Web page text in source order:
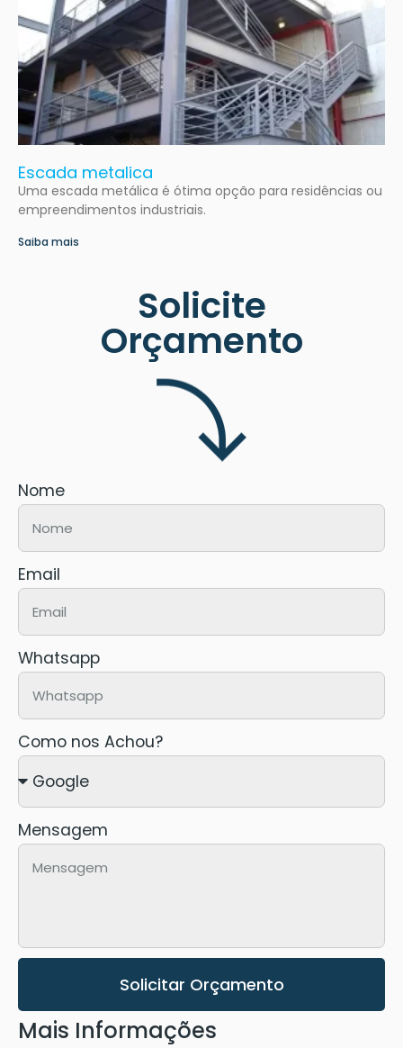
Escada metalica
Uma escada metálica é ótima opção para residências ou
empreendimentos industriais.
Saiba mais
Solicite
Orçamento
Nome
Email
Whatsapp
Como nos Achou?
Mensagem
Solicitar Orçamento
Mais Informações